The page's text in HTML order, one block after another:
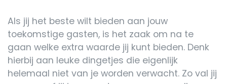
Als jij het beste wilt bieden aan jouw
toekomstige gasten, is het zaak om na te
gaan welke extra waarde jij kunt bieden. Denk
hierbij aan leuke dingetjes die eigenlijk
helemaal niet van je worden verwacht. Zo val jij